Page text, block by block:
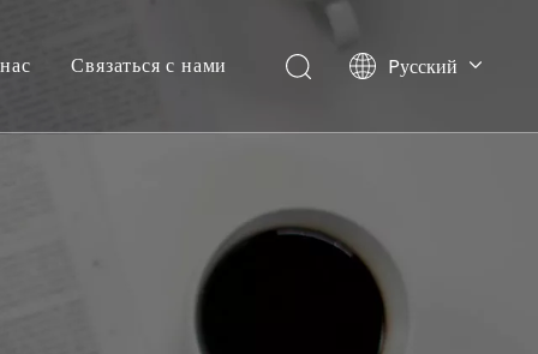
Связаться с нами Pусский